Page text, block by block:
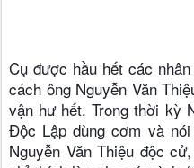
Cụ được hầu hết các
cách ông Nguyễn Văn
vận hư hết. Trong thời kỳ
Độc Lập dùng cơm và
Nguyễn Văn Thiệu độc